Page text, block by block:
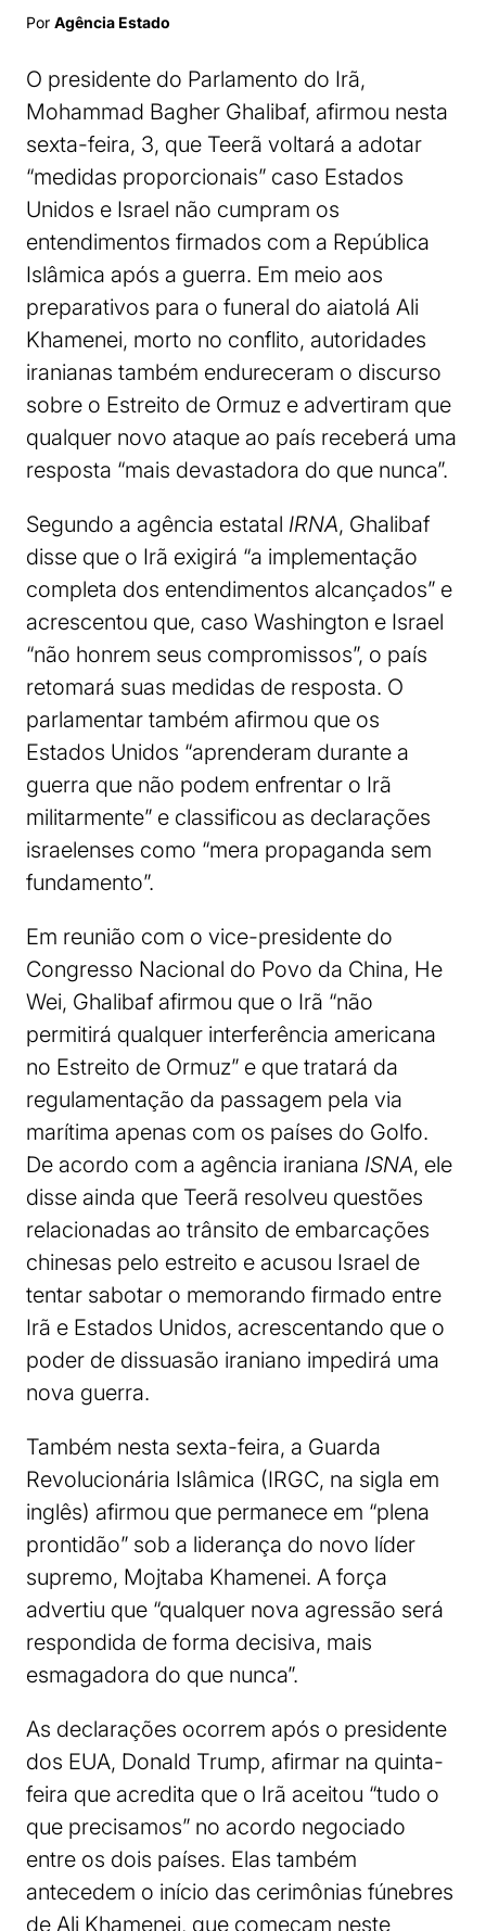
Por Agência Estado
O presidente do Parlamento do Irã,
Mohammad Bagher Ghalibaf, afirmou nesta
sexta-feira, 3, que Teerã voltará a adotar
“medidas proporcionais” caso Estados
Unidos e Israel não cumpram os
entendimentos firmados com a República
Islâmica após a guerra. Em meio aos
preparativos para o funeral do aiatolá Ali
Khamenei, morto no conflito, autoridades
iranianas também endureceram o discurso
sobre o Estreito de Ormuz e advertiram que
qualquer novo ataque ao país receberá uma
resposta “mais devastadora do que nunca”.
Segundo a agência estatal IRNA, Ghalibaf
disse que o Irã exigirá “a implementação
completa dos entendimentos alcançados” e
acrescentou que, caso Washington e Israel
“não honrem seus compromissos”, o país
retomará suas medidas de resposta. O
parlamentar também afirmou que os
Estados Unidos “aprenderam durante a
guerra que não podem enfrentar o Irã
militarmente” e classificou as declarações
israelenses como “mera propaganda sem
fundamento”.
Em reunião com o vice-presidente do
Congresso Nacional do Povo da China, He
Wei, Ghalibaf afirmou que o Irã “não
permitirá qualquer interferência americana
no Estreito de Ormuz” e que tratará da
regulamentação da passagem pela via
marítima apenas com os países do Golfo.
De acordo com a agência iraniana ISNA, ele
disse ainda que Teerã resolveu questões
relacionadas ao trânsito de embarcações
chinesas pelo estreito e acusou Israel de
tentar sabotar o memorando firmado entre
Irã e Estados Unidos, acrescentando que o
poder de dissuasão iraniano impedirá uma
nova guerra.
Também nesta sexta-feira, a Guarda
Revolucionária Islâmica (IRGC, na sigla em
inglês) afirmou que permanece em “plena
prontidão” sob a liderança do novo líder
supremo, Mojtaba Khamenei. A força
advertiu que “qualquer nova agressão será
respondida de forma decisiva, mais
esmagadora do que nunca”.
As declarações ocorrem após o presidente
dos EUA, Donald Trump, afirmar na quinta-
feira que acredita que o Irã aceitou “tudo o
que precisamos” no acordo negociado
entre os dois países. Elas também
antecedem o início das cerimônias fúnebres
de Ali Khamenei, que começam neste